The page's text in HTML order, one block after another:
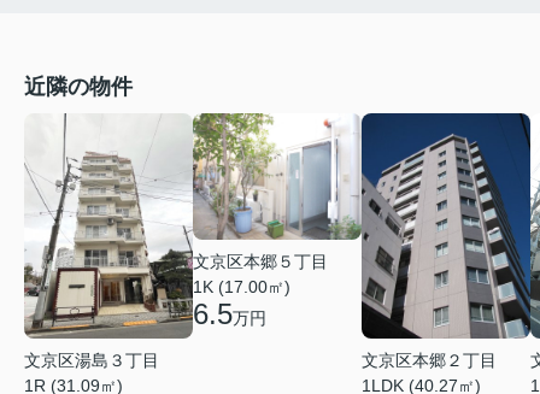
近隣の物件
文京区湯島３丁目
1R (31.09㎡)
文京区本郷５丁目
1K (17.00㎡)
6.5万円
文京区本郷２丁目
1LDK (40.27㎡)